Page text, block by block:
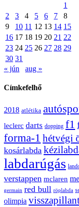
1
2
3 4 5 6 7
8
9
10 11 12 13 14 15
16 17 18 19 20 21 22
23 24 25 26 27 28 29
30 31
« jún
aug »
Címkefelhő
2018 atlétika
leclerc darts dopping f1
forma-1 hétvégi
kosárlabda
labdarúgás
verstappen mclaren
germain red bull röplabda
olimpia